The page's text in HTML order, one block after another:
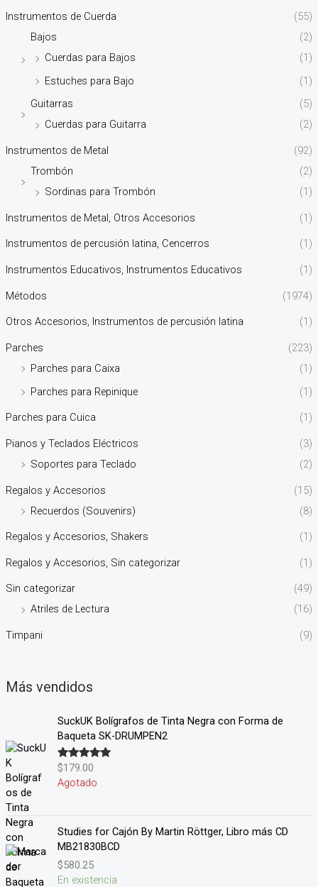
Instrumentos de Cuerda
(55)
Bajos
(2)
Cuerdas para Bajos
(1)
Estuches para Bajo
(1)
Guitarras
(5)
Cuerdas para Guitarra
(2)
Instrumentos de Metal
(92)
Trombón
(2)
Sordinas para Trombón
(1)
Instrumentos de Metal, Otros Accesorios (1)
Instrumentos de percusión latina, Cencerros (1)
Instrumentos Educativos, Instrumentos Educativos (1)
Métodos (1974)
Otros Accesorios, Instrumentos de percusión latina (1)
Parches
(223)
Parches para Caixa
(1)
Parches para Repinique
(1)
Parches para Cuica (1)
Pianos y Teclados Eléctricos
(3)
Soportes para Teclado
(2)
Regalos y Accesorios
(15)
Recuerdos (Souvenirs)
(8)
Regalos y Accesorios, Shakers (1)
Regalos y Accesorios, Sin categorizar (1)
Sin categorizar
(49)
Atriles de Lectura
(16)
Timpani (9)
Más vendidos
SuckUK Bolígrafos de Tinta Negra con Forma de
Baqueta SK-DRUMPEN2
Valorado en
5.00 de 5
$179.00
Agotado
Studies for Cajón By Martin Röttger, Libro más CD
MB21830BCD
$580.25
En existencia